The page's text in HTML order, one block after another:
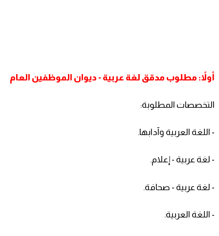
أولاً: مطلوب مدقق لغة عربية - ديوان الموظفين العام
التخصصات المطلوبة:
- اللغة العربية وآدابها.
- لغة عربية - إعلام.
- لغة عربية - صحافة.
- اللغة العربية.